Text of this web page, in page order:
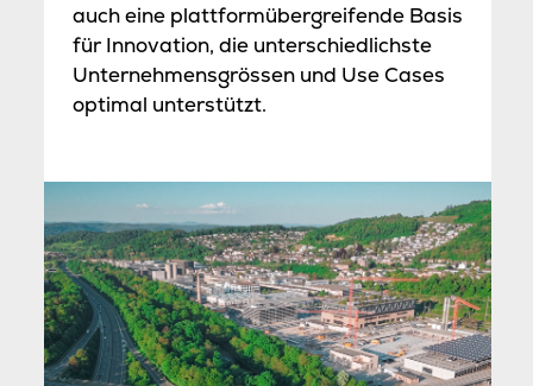
auch eine plattformübergreifende Basis
für Innovation, die unterschiedlichste
Unternehmensgrössen und Use Cases
optimal unterstützt.